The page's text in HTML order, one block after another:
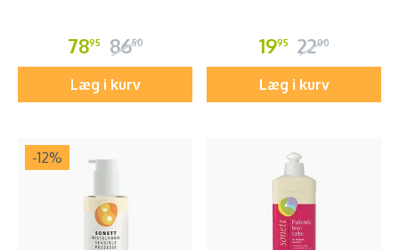
7895 8650
Læg i kurv
1995 2200
Læg i kurv
-12%